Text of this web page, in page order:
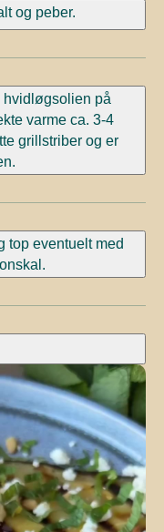
og peber.
hvidløgsolien på
varme ca. 3-4
grillstriber og er
top eventuelt med